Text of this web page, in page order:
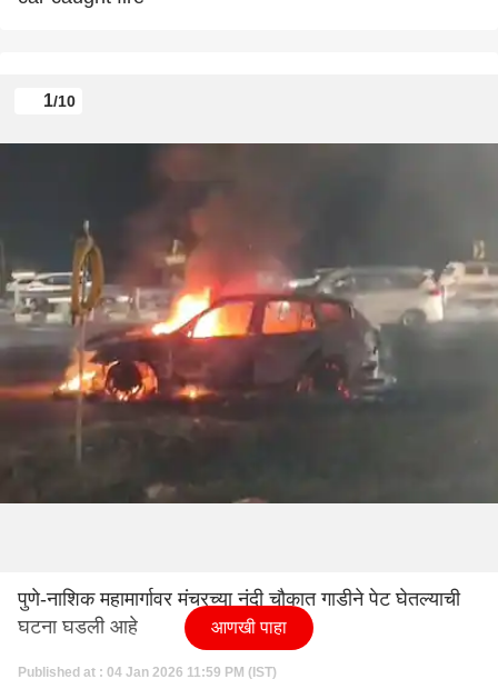
1/10
पुणे-नाशिक महामार्गावर मंचरच्या नंदी चौकात गाडीने पेट घेतल्याची
घटना घडली आहे
Published at : 04 Jan 2026 11:59 PM (IST)
आणखी पाहा